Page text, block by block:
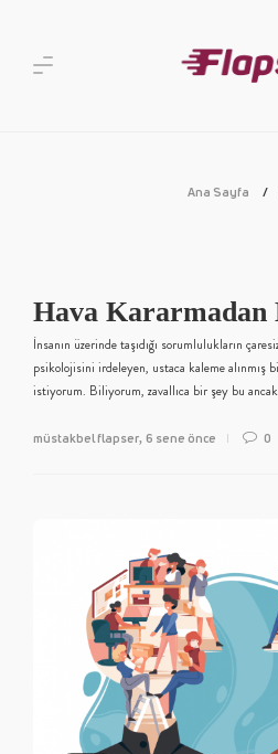
Ana Sayfa
Hava Kararmadan
İnsanın üzerinde taşıdığı sorumlulukların
psikolojisini irdeleyen, ustaca kaleme
istiyorum. Biliyorum, zavallıca bir şey bu
müstakbel flapser, 6 sene önce 0